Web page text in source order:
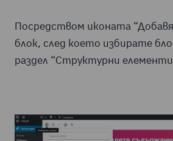
Посредством иконата
блок, след което избирате
раздел “Структурни